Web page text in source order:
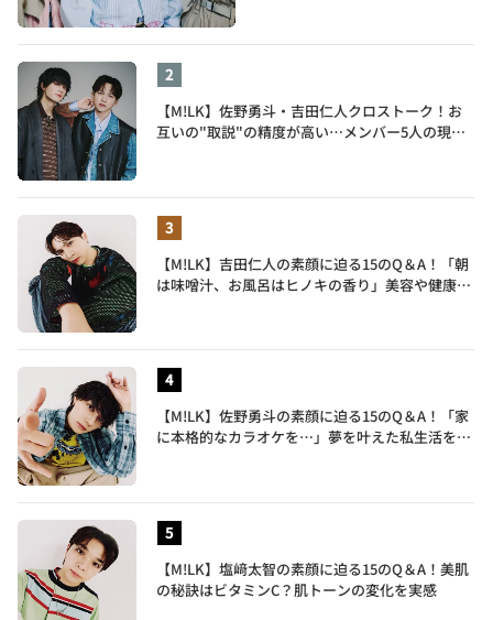
【M!LK】佐野勇斗・吉田仁人クロストーク！お
互いの"取説"の精度が高い…メンバー5人の現在
【M!LK】吉田仁人の素顔に迫る15のQ＆A！「朝
は味噌汁、お風呂はヒノキの香り」美容や健康習
【M!LK】佐野勇斗の素顔に迫る15のQ＆A！「家
に本格的なカラオケを…」夢を叶えた私生活を公
【M!LK】塩﨑太智の素顔に迫る15のQ＆A！美肌
の秘訣はビタミンC？肌トーンの変化を実感